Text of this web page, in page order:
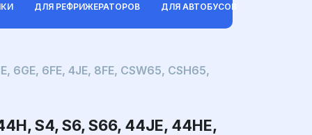
ДЛЯ РЕФРИЖЕРАТОРОВ ДЛЯ АВТОБУСОВ
6FE, 4JE, 8FE, CSW65, CSH65,
S4, S6, S66, 44JE, 44HE,